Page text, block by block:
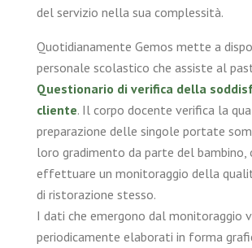
del servizio nella sua complessità.
Quotidianamente Gemos mette a
personale scolastico che assiste al
Questionario di verifica della
cliente. Il corpo docente verifica la
preparazione delle singole portate
loro gradimento da parte del bambino,
effettuare un monitoraggio della
di ristorazione stesso.
I dati che emergono dal monitoraggio
periodicamente elaborati in forma